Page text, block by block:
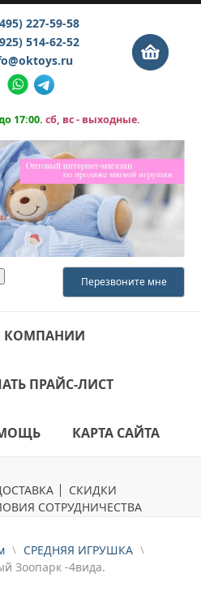
227-59-58
514-62-52
17:00. сб, вс - выходные.
КОМПАНИИ
ПРАЙС-ЛИСТ
КАРТА САЙТА
СКИДКИ
СОТРУДНИЧЕСТВА
СРЕДНЯЯ ИГРУШКА
Зоопарк -4вида.